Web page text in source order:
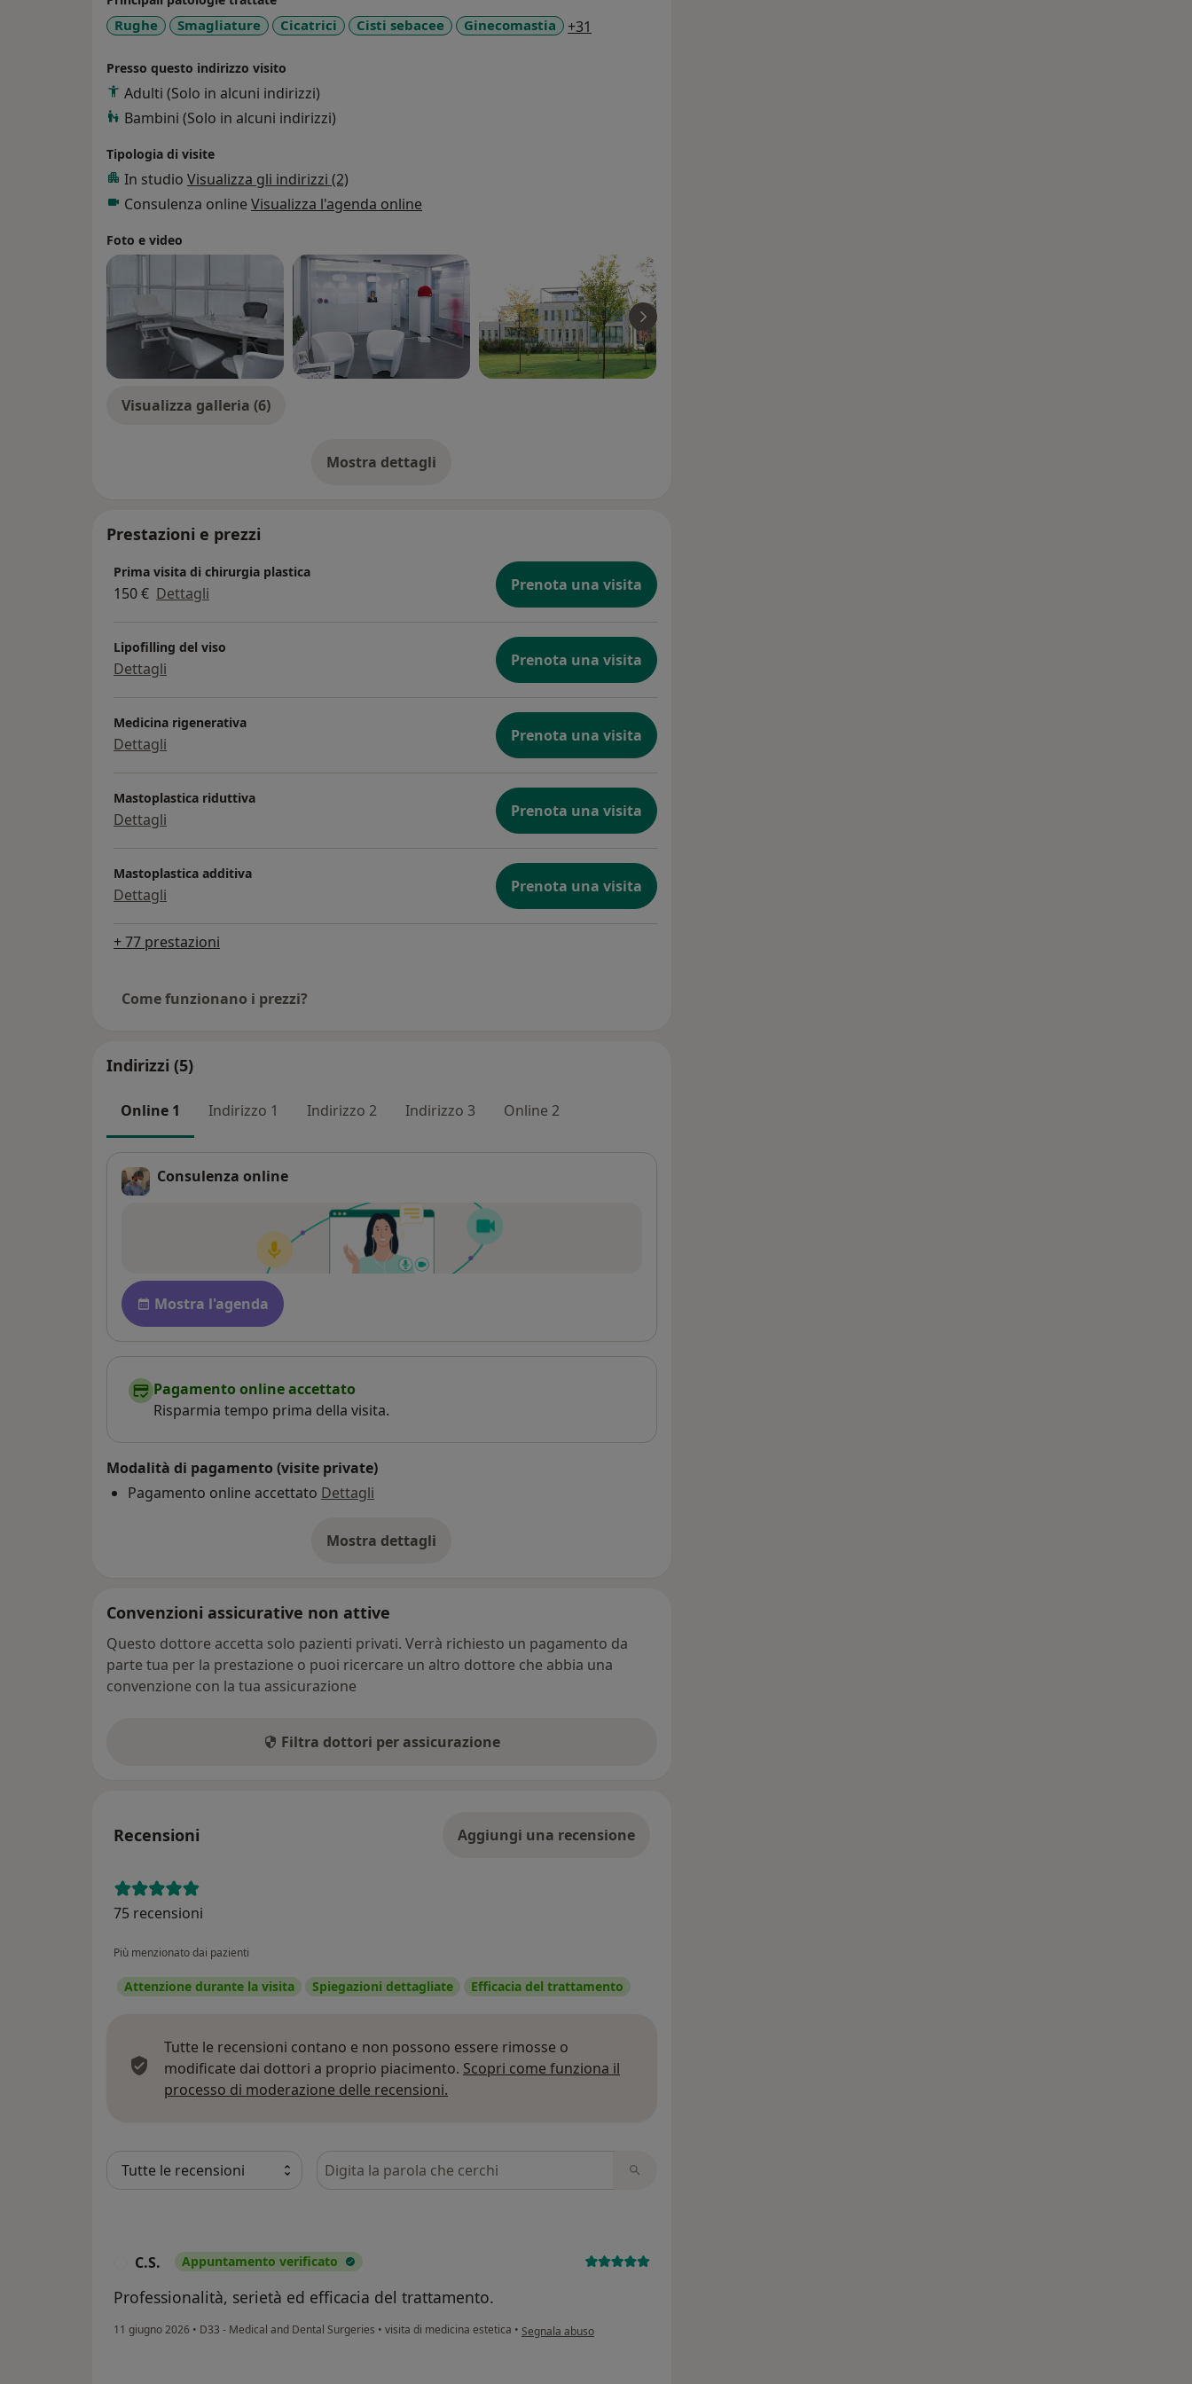
Rughe Smagliature Cicatrici Cisti sebacee Ginecomastia +31
Presso questo indirizzo visito
Adulti (Solo in alcuni indirizzi)
Bambini (Solo in alcuni indirizzi)
Tipologia di visite
In studio Visualizza gli indirizzi (2)
Consulenza online Visualizza l'agenda online
Foto e video
Visualizza galleria (6)
Mostra dettagli
sull'esperienza
Prestazioni e prezzi
Prima visita di chirurgia plastica
150 € Dettagli Prenota una visita
Lipofilling del viso
Dettagli Prenota una visita
Medicina rigenerativa
Dettagli Prenota una visita
Mastoplastica riduttiva
Dettagli Prenota una visita
Mastoplastica additiva
Dettagli Prenota una visita
+ 77 prestazioni
Come funzionano i prezzi?
Indirizzi (5)
Online 1 Indirizzo 1 Indirizzo 2 Indirizzo 3 Online 2
Consulenza online
Disponibilità
Mostra l'agenda
Pagamento online accettato
Risparmia tempo prima della visita.
Modalità di pagamento (visite private)
Pagamento online accettato Dettagli
Mostra dettagli
sull'indirizzo
Convenzioni assicurative non attive
Questo dottore accetta solo pazienti privati. Verrà richiesto un pagamento da
parte tua per la prestazione o puoi ricercare un altro dottore che abbia una
convenzione con la tua assicurazione
Filtra dottori per assicurazione
Recensioni Aggiungi una recensione
75 recensioni
Più menzionato dai pazienti
Attenzione durante la visita Spiegazioni dettagliate Efficacia del trattamento
Tutte le recensioni contano e non possono essere rimosse o
modificate dai dottori a proprio piacimento. Scopri come funziona il
processo di moderazione delle recensioni.
Cerca nelle recensioni
C.S. Appuntamento verificato
Professionalità, serietà ed efficacia del trattamento.
11 giugno 2026 • D33 - Medical and Dental Surgeries • visita di medicina estetica • secondo l'opinione dell'utente C.S.
Segnala abuso